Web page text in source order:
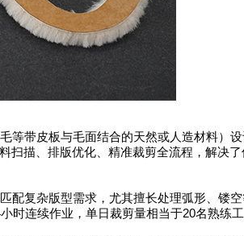
带皮板与毛面结合的天然或人造材料）
扫描、排版优化、精准裁剪全流程，解决
复杂版型需求，尤其擅长处理弧形、镂空
连续作业，单日裁剪量相当于20名熟练